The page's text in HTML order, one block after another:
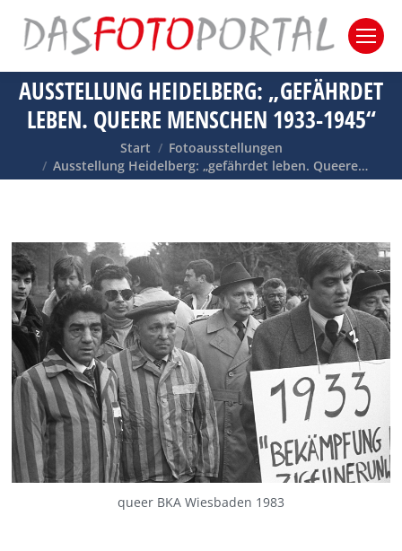
AUSSTELLUNG HEIDELBERG: „GEFÄHRDET
LEBEN. QUEERE MENSCHEN 1933-1945“
Sie befinden sich hier:
Start
Fotoausstellungen
Ausstellung Heidelberg: „gefährdet leben. Queere…
queer BKA Wiesbaden 1983